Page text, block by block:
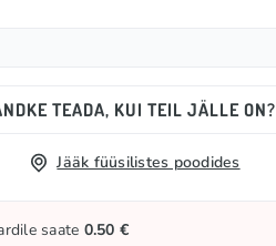
TEADA, KUI TEIL JÄLLE ON?
Jääk füüsilistes poodides
saate 0.50 €